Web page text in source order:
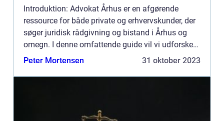
Introduktion: Advokat Århus er en afgørende
ressource for både private og erhvervskunder, der
søger juridisk rådgivning og bistand i Århus og
omegn. I denne omfattende guide vil vi udforske
alt, hvad du har brug for at vide om advokater i
Peter Mortensen 31 oktober 2023